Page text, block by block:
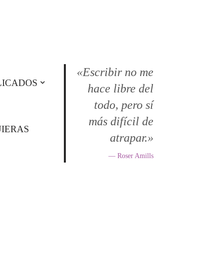
«Escribir no me
hace libre del
todo, pero sí
más difícil de
atrapar.»
— Roser Amills